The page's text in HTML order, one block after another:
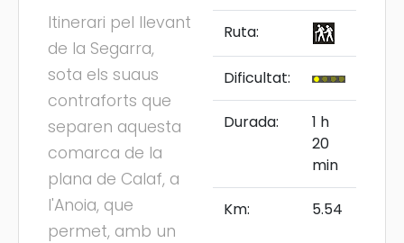
Itinerari pel llevant
de la Segarra,
sota els suaus
contraforts que
separen aquesta
comarca de la
plana de Calaf, a
l'Anoia, que
permet, amb un
Ruta:
Dificultat:
Durada:
1 h
20
min
Km: 5.54